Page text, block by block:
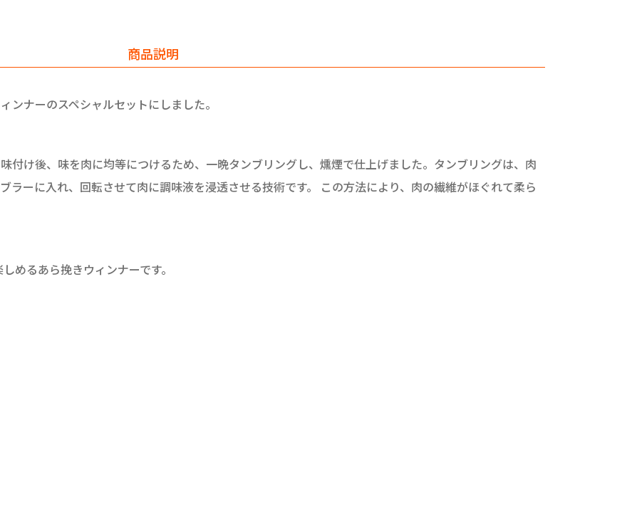
商品説明
ンナーのスペシャルセットにしました。
付け後、味を肉に均等につけるため、一晩タンブリングし、燻煙で仕上げました。タンブリングは、肉
ラーに入れ、回転させて肉に調味液を浸透させる技術です。 この方法により、肉の繊維がほぐれて柔ら
めるあら挽きウィンナーです。